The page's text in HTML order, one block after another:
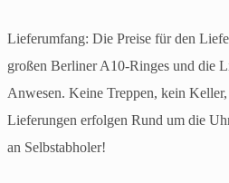
Lieferumfang: Die Preise für den
großen Berliner A10-Ringes und die
Anwesen. Keine Treppen, kein
Lieferungen erfolgen Rund um die
an Selbstabholer!